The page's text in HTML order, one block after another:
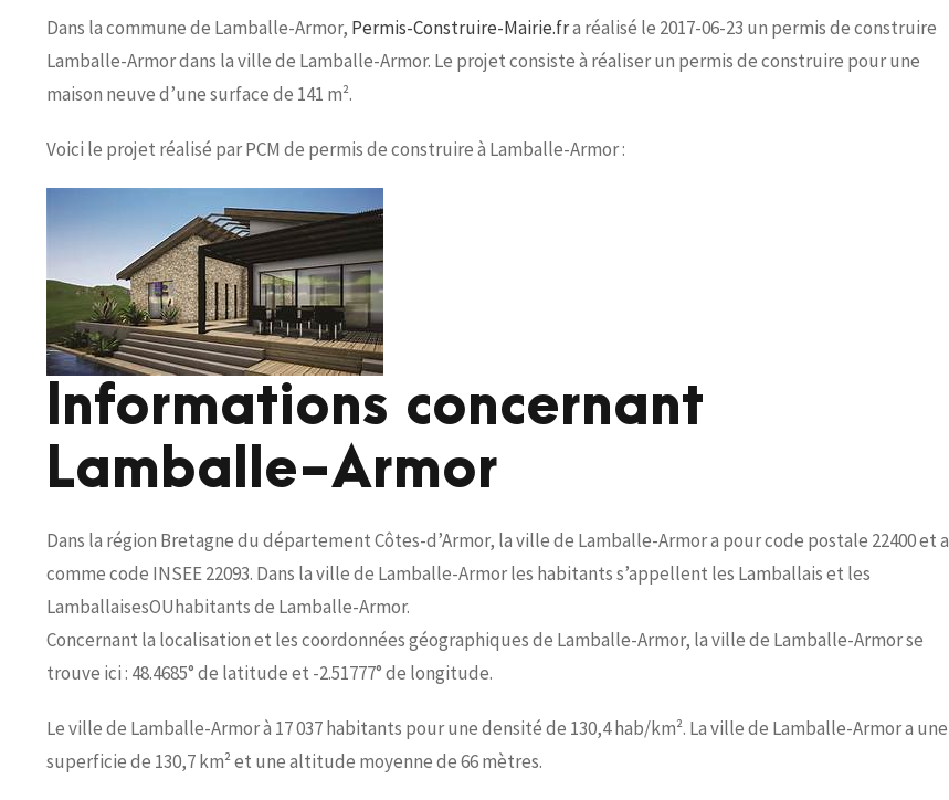
Dans la commune de Lamballe-Armor, Permis-Construire-Mairie.fra réalisé le 2017-06-23 un permis de construire
Lamballe-Armor dans la ville de Lamballe-Armor. Le projet consiste à réaliser un permis de construire pour une
maison neuve d’une surface de 141 m².
Voici le projet réalisé par PCM de permis de construire à Lamballe-Armor :
Informations concernant
Lamballe-Armor
Dans la région Bretagne du département Côtes-d’Armor, la ville de Lamballe-Armor a pour code postale 22400 et a
comme code INSEE 22093. Dans la ville de Lamballe-Armor les habitants s’appellent les Lamballais et les
LamballaisesOUhabitants de Lamballe-Armor.
Concernant la localisation et les coordonnées géographiques de Lamballe-Armor, la ville de Lamballe-Armor se
trouve ici : 48.4685° de latitude et -2.51777° de longitude.
Le ville de Lamballe-Armor à 17 037 habitants pour une densité de 130,4 hab/km². La ville de Lamballe-Armor a une
superficie de 130,7 km² et une altitude moyenne de 66 mètres.